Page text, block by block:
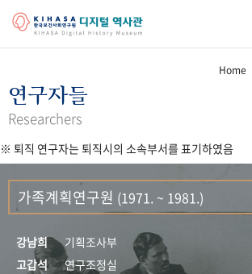
걸어온 길 기관 변천사
연구 역사
정책과 연구 키워드로 보는 연구 역사
연
간행물 변천사
기록물 아카이브
Home
연구자들
Researchers
※ 퇴직 연구자는 퇴직시의 소속부서를 표기하였음
가족계획연구원 (1971. ~ 1981.)
강남희
기획조사부
고갑석
연구조정실